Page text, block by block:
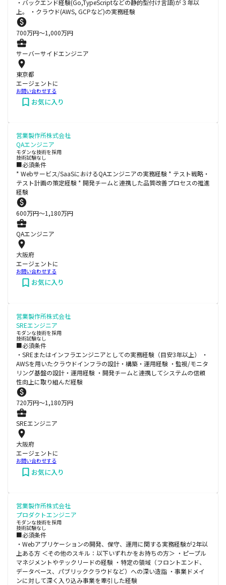
・バックエンド経験(Go,TypeScriptなどの静的型付け言語)が３年以
上。 ・クラウド(AWS, GCPなど)の実務経験
700万円〜1,000万円
サーバーサイドエンジニア
東京都
エージェントに
お問い合わせする
お気に入り
営業製作所株式会社
QAエンジニア
モダンな技術を採用
技術試験なし
■必須条件
* Webサービス/SaaSにおけるQAエンジニアの実務経験 * テスト戦略・
テスト計画の策定経験 * 開発チームと連携した品質改善プロセスの推進
経験
600万円〜1,180万円
QAエンジニア
大阪府
エージェントに
お問い合わせする
お気に入り
営業製作所株式会社
SREエンジニア
モダンな技術を採用
技術試験なし
■必須条件
・SREまたはインフラエンジニアとしての実務経験（目安3年以上） ・
AWSを用いたクラウドインフラの設計・構築・運用経験 ・監視/モニタ
リング基盤の設計・運用経験 ・開発チームと連携してシステムの信頼
性向上に取り組んだ経験
720万円〜1,180万円
SREエンジニア
大阪府
エージェントに
お問い合わせする
お気に入り
営業製作所株式会社
プロダクトエンジニア
モダンな技術を採用
技術試験なし
■必須条件
・Webアプリケーションの開発、保守、運用に関する実務経験が2年以
上ある方 ＜その他のスキル：以下いずれかをお持ちの方＞ ・ピープル
マネジメントやテックリードの経験 ・特定の領域（フロントエンド、
データベース、パブリッククラウドなど）への深い造詣 ・事業ドメイ
ンに対して深く入り込み事業を牽引した経験